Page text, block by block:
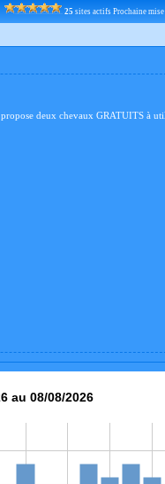
25 sites actifs Prochaine
deux chevaux GRATUITS à
au 08/08/2026